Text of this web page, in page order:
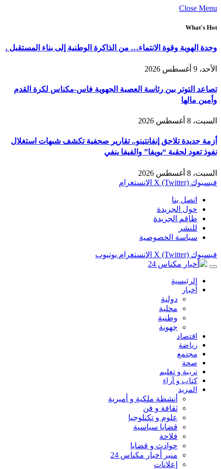
Close Menu
What's Hot
وحدة الهوية وقوة الانتماء… من الذاكرة الوطنية إلى بناء المستقبل .
الأحد، 9 أغسطس 2026
تصاعد التوتر بين رئاسة العصبة الجهوية فاس-مكناس لكرة القدم
وأمين مالها
السبت، 8 أغسطس 2026
أزمة جديدة تلاحق إنفانتينو.. تقارير صحفية تكشف شبهات استغلال
نفوذ تعود لحقبة “يويفا” والفيفا ينفي
السبت، 8 أغسطس 2026
فيسبوك X (Twitter) الانستغرام
اتصل بنا
حول الجريدة
طاقم الجريدة
للنشر
سياسة الخصوصية
فيسبوك X (Twitter) الانستغرام يوتيوب
الرئيسية
أخبار
دولية
محلية
وطنية
جهوية
اقتصاد
رياضة
مجتمع
صحة
تربية و تعليم
كتاب و آراء
المزيد
أنشطة ملكية و أميرية
ثقافة و فن
علوم و تكنلوجيا
قضايا سياسية
فلاحة
حوادث و قضايا
منبر أخبار مكناس 24
إعلانات